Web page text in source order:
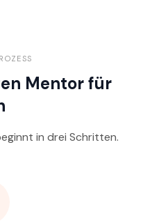
Mentor für
in drei Schritten.